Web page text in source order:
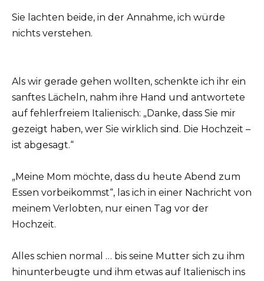
Sie lachten beide, in der Annahme, ich würde
nichts verstehen.
Als wir gerade gehen wollten, schenkte ich ihr ein
sanftes Lächeln, nahm ihre Hand und antwortete
auf fehlerfreiem Italienisch: „Danke, dass Sie mir
gezeigt haben, wer Sie wirklich sind. Die Hochzeit –
ist abgesagt.“
„Meine Mom möchte, dass du heute Abend zum
Essen vorbeikommst“, las ich in einer Nachricht von
meinem Verlobten, nur einen Tag vor der
Hochzeit.
Alles schien normal … bis seine Mutter sich zu ihm
hinunterbeugte und ihm etwas auf Italienisch ins